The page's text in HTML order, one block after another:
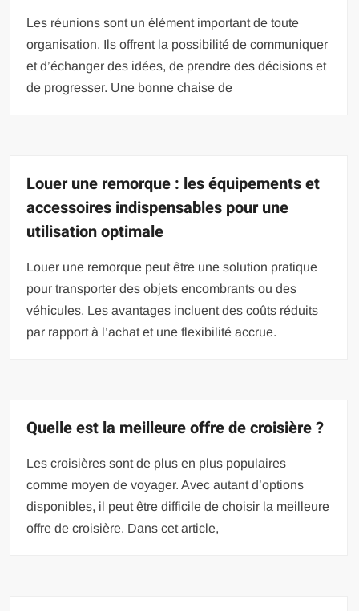
Les réunions sont un élément important de toute
organisation. Ils offrent la possibilité de communiquer
et d’échanger des idées, de prendre des décisions et
de progresser. Une bonne chaise de
Louer une remorque : les équipements et
accessoires indispensables pour une
utilisation optimale
Louer une remorque peut être une solution pratique
pour transporter des objets encombrants ou des
véhicules. Les avantages incluent des coûts réduits
par rapport à l’achat et une flexibilité accrue.
Quelle est la meilleure offre de croisière ?
Les croisières sont de plus en plus populaires
comme moyen de voyager. Avec autant d’options
disponibles, il peut être difficile de choisir la meilleure
offre de croisière. Dans cet article,